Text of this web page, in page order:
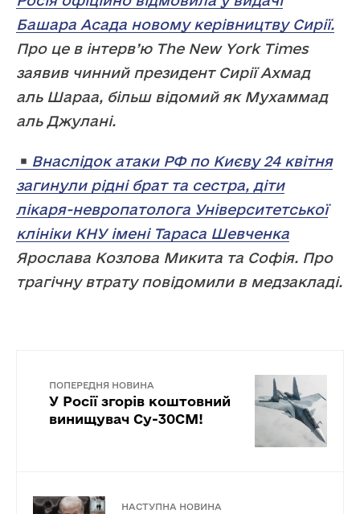
Башара Асада новому керівництву Сирії.
Про це в інтерв’ю The New York Times
заявив чинний президент Сирії Ахмад
аль Шараа, більш відомий як Мухаммад
аль Джулані.
Внаслідок атаки РФ по Києву 24 квітня
загинули рідні брат та сестра, діти
лікаря-невропатолога Університетської
клініки КНУ імені Тараса Шевченка
Ярослава Козлова Микита та Софія. Про
трагічну втрату повідомили в медзакладі.
ПОПЕРЕДНЯ НОВИНА
У Росії згорів коштовний
винищувач Су-30СМ!
НАСТУПНА НОВИНА